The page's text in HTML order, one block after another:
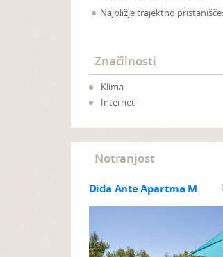
Najbližje trajektno
Značilnosti
Klima
Internet
Notranjost
Dida Ante Apartma M